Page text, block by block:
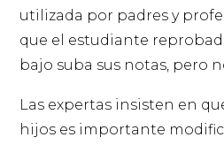
utilizada por padres y
que el estudiante
bajo suba sus notas, pero
Las expertas insisten en
hijos es importante